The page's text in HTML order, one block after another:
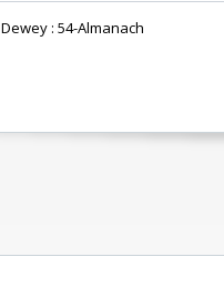
: 54-Almanach‎